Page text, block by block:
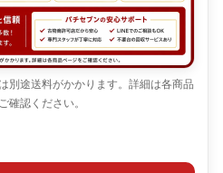
別途送料がかかります。詳細は各商品
確認ください。